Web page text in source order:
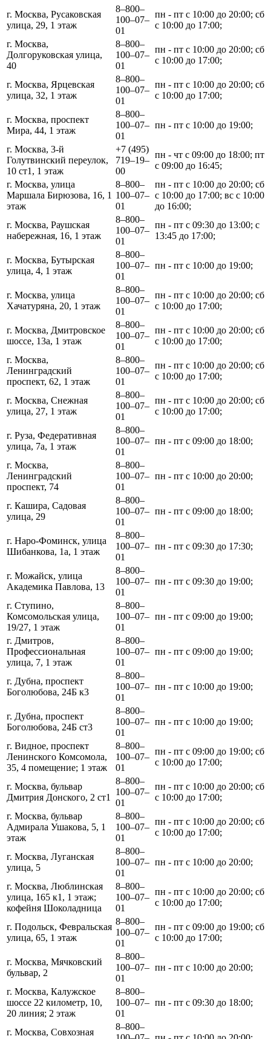
г. Москва, Русаковская
улица, 29, 1 этаж
8‒800‒
100‒07‒
01
пн - пт с 10:00 до 20:00; сб
с 10:00 до 17:00;
г. Москва,
Долгоруковская улица,
40
8‒800‒
100‒07‒
01
пн - пт с 10:00 до 20:00; сб
с 10:00 до 17:00;
г. Москва, Ярцевская
улица, 32, 1 этаж
8‒800‒
100‒07‒
01
пн - пт с 10:00 до 20:00; сб
с 10:00 до 17:00;
г. Москва, проспект
Мира, 44, 1 этаж
8‒800‒
100‒07‒
01
пн - пт с 10:00 до 19:00;
г. Москва, 3-й
Голутвинский переулок,
10 ст1, 1 этаж
+7 (495)
719‒19‒
00
пн - чт с 09:00 до 18:00; пт
с 09:00 до 16:45;
г. Москва, улица
Маршала Бирюзова, 16, 1
этаж
8‒800‒
100‒07‒
01
пн - пт с 10:00 до 20:00; сб
с 10:00 до 17:00; вс с 10:00
до 16:00;
г. Москва, Раушская
набережная, 16, 1 этаж
8‒800‒
100‒07‒
01
пн - пт с 09:30 до 13:00; с
13:45 до 17:00;
г. Москва, Бутырская
улица, 4, 1 этаж
8‒800‒
100‒07‒
01
пн - пт с 10:00 до 19:00;
г. Москва, улица
Хачатуряна, 20, 1 этаж
8‒800‒
100‒07‒
01
пн - пт с 10:00 до 20:00; сб
с 10:00 до 17:00;
г. Москва, Дмитровское
шоссе, 13а, 1 этаж
8‒800‒
100‒07‒
01
пн - пт с 10:00 до 20:00; сб
с 10:00 до 17:00;
г. Москва,
Ленинградский
проспект, 62, 1 этаж
8‒800‒
100‒07‒
01
пн - пт с 10:00 до 20:00; сб
с 10:00 до 17:00;
г. Москва, Снежная
улица, 27, 1 этаж
8‒800‒
100‒07‒
01
пн - пт с 10:00 до 20:00; сб
с 10:00 до 17:00;
г. Руза, Федеративная
улица, 7а, 1 этаж
8‒800‒
100‒07‒
01
пн - пт с 09:00 до 18:00;
г. Москва,
Ленинградский
проспект, 74
8‒800‒
100‒07‒
01
пн - пт с 10:00 до 20:00;
г. Кашира, Садовая
улица, 29
8‒800‒
100‒07‒
01
пн - пт с 09:00 до 18:00;
г. Наро-Фоминск, улица
Шибанкова, 1а, 1 этаж
8‒800‒
100‒07‒
01
пн - пт с 09:30 до 17:30;
г. Можайск, улица
Академика Павлова, 13
8‒800‒
100‒07‒
01
пн - пт с 09:30 до 19:00;
г. Ступино,
Комсомольская улица,
19/27, 1 этаж
8‒800‒
100‒07‒
01
пн - пт с 09:00 до 19:00;
г. Дмитров,
Профессиональная
улица, 7, 1 этаж
8‒800‒
100‒07‒
01
пн - пт с 09:00 до 19:00;
г. Дубна, проспект
Боголюбова, 24Б к3
8‒800‒
100‒07‒
01
пн - пт с 10:00 до 19:00;
г. Дубна, проспект
Боголюбова, 24Б ст3
8‒800‒
100‒07‒
01
пн - пт с 10:00 до 19:00;
г. Видное, проспект
Ленинского Комсомола,
35, 4 помещение; 1 этаж
8‒800‒
100‒07‒
01
пн - пт с 09:00 до 19:00; сб
с 10:00 до 17:00;
г. Москва, бульвар
Дмитрия Донского, 2 ст1
8‒800‒
100‒07‒
01
пн - пт с 10:00 до 20:00; сб
с 10:00 до 17:00;
г. Москва, бульвар
Адмирала Ушакова, 5, 1
этаж
8‒800‒
100‒07‒
01
пн - пт с 10:00 до 20:00; сб
с 10:00 до 17:00;
г. Москва, Луганская
улица, 5
8‒800‒
100‒07‒
01
пн - пт с 10:00 до 20:00;
г. Москва, Люблинская
улица, 165 к1, 1 этаж;
кофейня Шоколадница
8‒800‒
100‒07‒
01
пн - пт с 10:00 до 20:00; сб
с 10:00 до 17:00;
г. Подольск, Февральская
улица, 65, 1 этаж
8‒800‒
100‒07‒
01
пн - пт с 09:00 до 19:00; сб
с 10:00 до 17:00;
г. Москва, Мячковский
бульвар, 2
8‒800‒
100‒07‒
01
пн - пт с 10:00 до 20:00;
г. Москва, Калужское
шоссе 22 километр, 10,
20 линия; 2 этаж
8‒800‒
100‒07‒
01
пн - пт с 09:30 до 18:00;
г. Москва, Совхозная
8‒800‒